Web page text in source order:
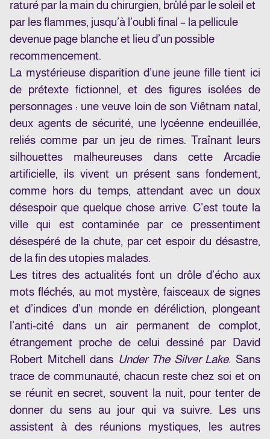
raturé par la main du chirurgien, brûlé par le soleil et
par les flammes, jusqu’à l’oubli final – la pellicule
devenue page blanche et lieu d’un possible
recommencement.
La mystérieuse disparition d’une jeune fille tient ici
de prétexte fictionnel, et des figures isolées de
personnages : une veuve loin de son Viêtnam natal,
deux agents de sécurité, une lycéenne endeuillée,
reliés comme par un jeu de rimes. Traînant leurs
silhouettes malheureuses dans cette Arcadie
artificielle, ils vivent un présent sans fondement,
comme hors du temps, attendant avec un doux
désespoir que quelque chose arrive. C’est toute la
ville qui est contaminée par ce pressentiment
désespéré de la chute, par cet espoir du désastre,
de la fin des utopies malades.
Les titres des actualités font un drôle d’écho aux
mots fléchés, au mot mystère, faisceaux de signes
et d’indices d’un monde en déréliction, plongeant
l’anti-cité dans un air permanent de complot,
étrangement proche de celui dessiné par David
Robert Mitchell dans Under The Silver Lake. Sans
trace de communauté, chacun reste chez soi et on
se réunit en secret, souvent la nuit, pour tenter de
donner du sens au jour qui va suivre. Les uns
assistent à des réunions mystiques, les autres